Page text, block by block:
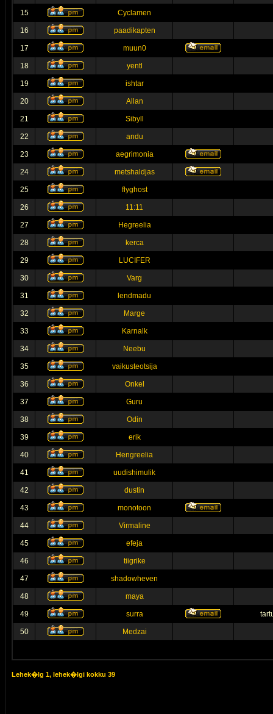
15 Cyclamen
16 paadikapten
17 muun0
18 yentl
19 ishtar
20 Allan
21 Sibyll
22 andu
23 aegrimonia
24 metshaldjas
25 flyghost
26 11:11
27 Hegreelia
28 kerca
29 LUCIFER
30 Varg
31 lendmadu
32 Marge
33 Karnalk
34 Neebu
35 vaikusteotsija
36 Onkel
37 Guru
38 Odin
39 erik
40 Hengreelia
41 uudishimulik
42 dustin
43 monotoon
44 Virmaline
45 efeja
46 tiigrike
47 shadowheven
48 maya
49 surra
50 Medzai
Lehek�lg 1, lehek�lgi kokku 39